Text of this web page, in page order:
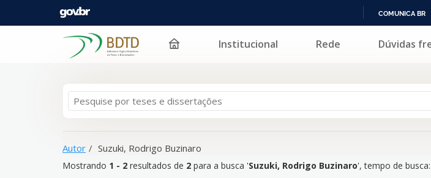
PARA
COMUNICA BR
resultados de2para a busca ' Suzuki, Rodrigo Buzinaro
Pular para o conteúdo Institucional Rede Dúvidas
Autor Suzuki, Rodrigo Buzinaro
Mostrando 1 - 2 resultados de 2 para a busca 'Suzuki, Rodrigo Buzinaro', tempo de